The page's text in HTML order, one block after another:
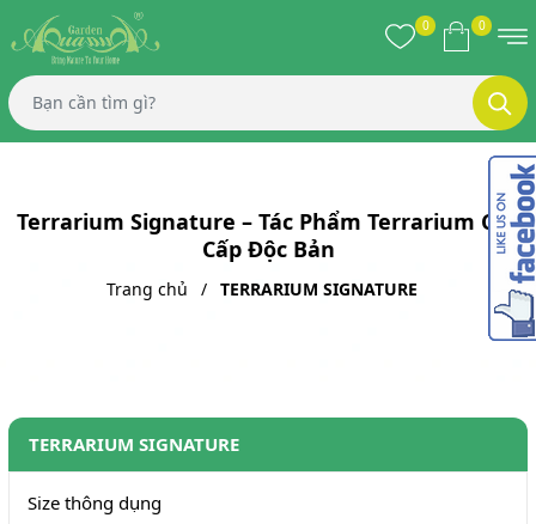
0 0
Terrarium Signature – Tác Phẩm Terrarium Cao
Cấp Độc Bản
Trang chủ TERRARIUM SIGNATURE
TERRARIUM SIGNATURE
Size thông dụng